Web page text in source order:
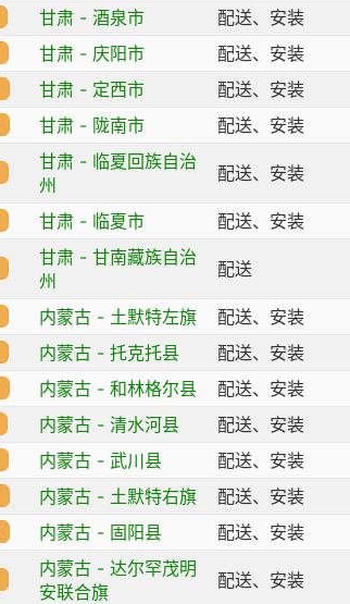
甘肃 - 酒泉市 配送、安装
甘肃 - 庆阳市 配送、安装
甘肃 - 定西市 配送、安装
甘肃 - 陇南市 配送、安装
甘肃 - 临夏回族自治
州
配送、安装
甘肃 - 临夏市 配送、安装
甘肃 - 甘南藏族自治
州
配送
内蒙古 - 土默特左旗 配送、安装
内蒙古 - 托克托县 配送、安装
内蒙古 - 和林格尔县 配送、安装
内蒙古 - 清水河县 配送、安装
内蒙古 - 武川县 配送、安装
内蒙古 - 土默特右旗 配送、安装
内蒙古 - 固阳县 配送、安装
内蒙古 - 达尔罕茂明
安联合旗
配送、安装